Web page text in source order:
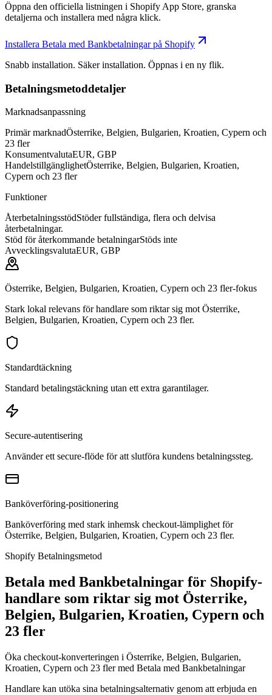
Öppna den officiella listningen i Shopify App Store, granska
detaljerna och installera med några klick.
Installera Betala med Bankbetalningar på Shopify
Snabb installation. Säker installation. Öppnas i en ny flik.
Betalningsmetoddetaljer
Marknadsanpassning
Primär marknadÖsterrike, Belgien, Bulgarien, Kroatien, Cypern och
23 fler
KonsumentvalutaEUR, GBP
HandelstillgänglighetÖsterrike, Belgien, Bulgarien, Kroatien,
Cypern och 23 fler
Funktioner
ÅterbetalningsstödStöder fullständiga, flera och delvisa
återbetalningar.
Stöd för återkommande betalningarStöds inte
AvvecklingsvalutaEUR, GBP
Österrike, Belgien, Bulgarien, Kroatien, Cypern och 23 fler-fokus
Stark lokal relevans för handlare som riktar sig mot Österrike,
Belgien, Bulgarien, Kroatien, Cypern och 23 fler.
Standardtäckning
Standard betalingstäckning utan ett extra garantilager.
Secure-autentisering
Använder ett secure-flöde för att slutföra kundens betalningssteg.
Banköverföring-positionering
Banköverföring med stark inhemsk checkout-lämplighet för
Österrike, Belgien, Bulgarien, Kroatien, Cypern och 23 fler.
Shopify Betalningsmetod
Betala med Bankbetalningar för Shopify-
handlare som riktar sig mot Österrike,
Belgien, Bulgarien, Kroatien, Cypern och
23 fler
Öka checkout-konverteringen i Österrike, Belgien, Bulgarien,
Kroatien, Cypern och 23 fler med Betala med Bankbetalningar
Handlare kan utöka sina betalningsalternativ genom att erbjuda en